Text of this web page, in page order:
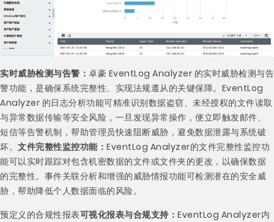
实时威胁检测与告警： 卓豪 EventLog Analyzer 的实时威胁检测与告
警功能，是确保系统完整性、实现法规遵从的关键保障。EventLog
Analyzer 的日志分析功能可精准识别数据盗窃、未经授权的文件读取
与异常数据传输等安全风险，一旦发现异常操作，便立即触发邮件、
短信等告警机制，帮助管理员快速阻断威胁，避免数据泄露与系统破
坏。 文件完整性监控功能： EventLog Analyzer的文件完整性监控功
能可以实时跟踪对包含机密数据的文件或文件夹的更改，以确保数据
的完整性。事件关联分析和增强的威胁情报功能可检测潜在的安全威
胁，帮助降低个人数据面临的风险。
预定义的合规性报表可视化报表与合规支持： EventLog Analyzer内